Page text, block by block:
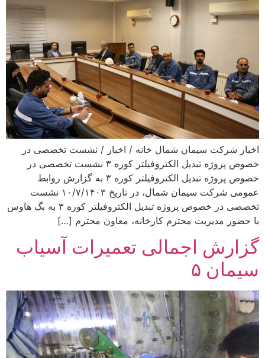
اخبار شرکت سیمان شمال خانه / اخبار / نشست تخصصی در
خصوص پروژه تبدیل الکتروفیلتر کوره ۳ نشست تخصصی در
خصوص پروژه تبدیل الکتروفیلتر کوره ۳ به گزارش روابط
عمومی شرکت سیمان شمال، در تاریخ ۱۰/۷/۱۴۰۳ نشست
تخصصی در خصوص پروژه تبدیل الکتروفیلتر کوره ۳ به بگ هاوس
با حضور مدیریت محترم کارخانه، معاون محترم […]
گزارش اجمالی تعمیرات آسیاب
سیمان ۵